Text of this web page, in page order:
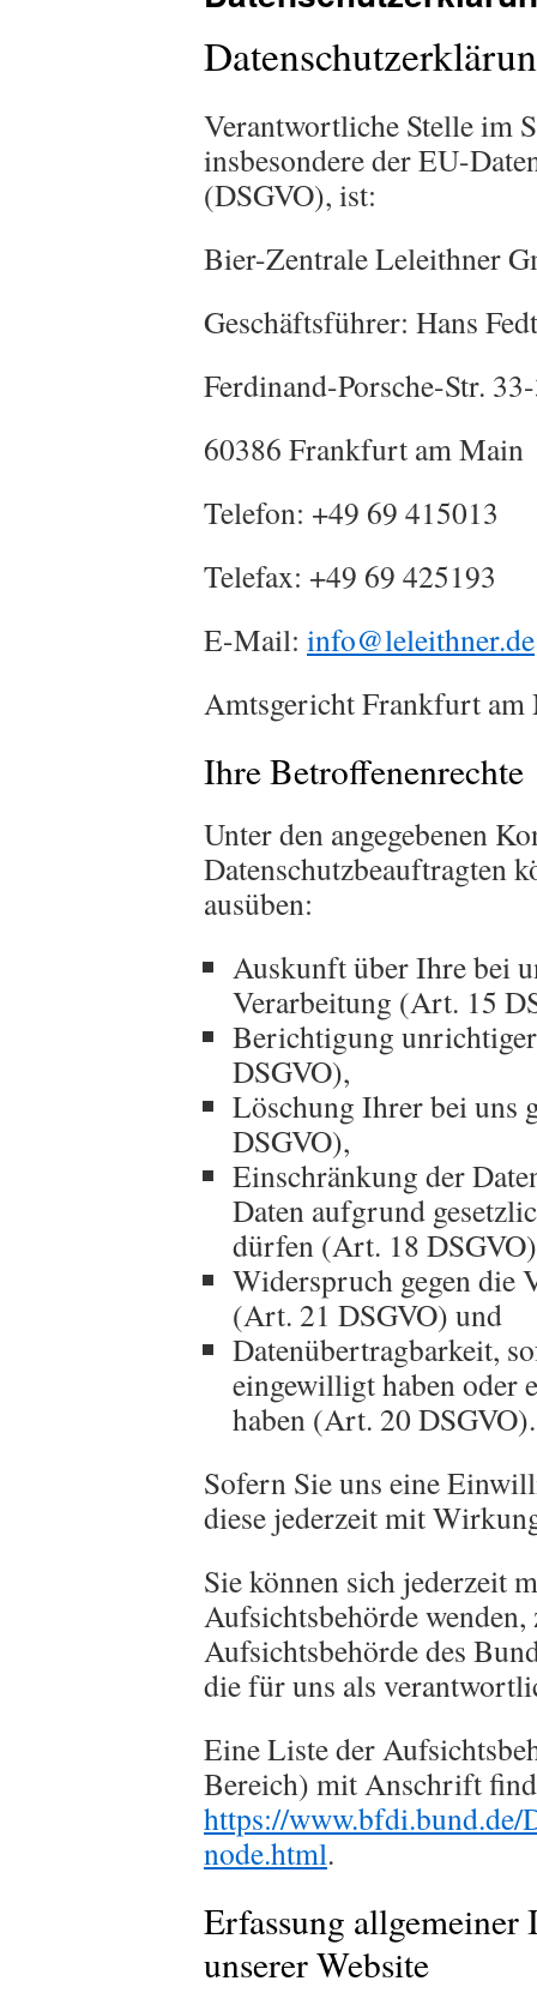
Verantwortliche Stelle im
insbesondere der EU-
(DSGVO), ist:
Bier-Zentrale Leleithner
Geschäftsführer: Hans
Ferdinand-Porsche-Str.
60386 Frankfurt am Main
Telefon: +49 69 415013
Telefax: +49 69 425193
E-Mail: info@leleithner.de
Amtsgericht Frankfurt
Ihre Betroffenenrechte
Unter den angegebenen
Datenschutzbeauftragten
ausüben:
Auskunft über Ihre bei
Verarbeitung (Art. 15
Berichtigung
DSGVO),
Löschung Ihrer bei uns
DSGVO),
Einschränkung der
Daten aufgrund
dürfen (Art. 18
Widerspruch gegen die
(Art. 21 DSGVO) und
Datenübertragbarkeit,
eingewilligt haben oder
haben (Art. 20 DSGVO).
Sofern Sie uns eine
diese jederzeit mit
Sie können sich jederzeit
Aufsichtsbehörde
Aufsichtsbehörde des
die für uns als
Eine Liste der
Bereich) mit Anschrift
https://
node.html.
Erfassung
unserer Website